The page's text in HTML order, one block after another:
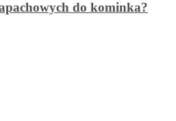
do kominka?